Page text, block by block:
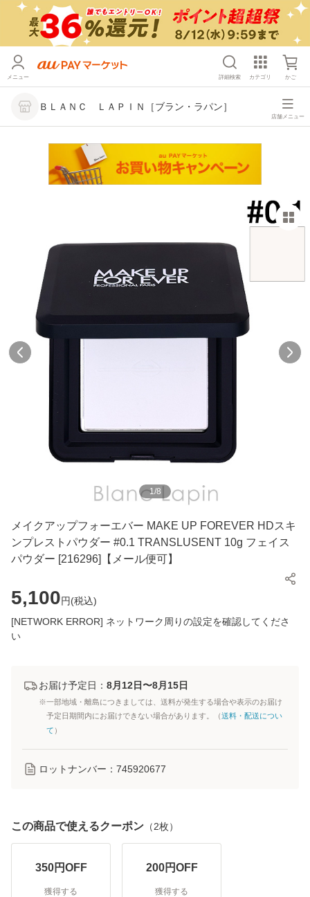
メニュー 詳細検索 カテゴリ かご
ＢＬＡＮＣ ＬＡＰＩＮ［ブラン・ラパン］
店舗メニュー
1/8
メイクアップフォーエバー MAKE UP FOREVER HDスキ
ンプレストパウダー #0.1 TRANSLUSENT 10g フェイス
パウダー [216296]【メール便可】
5,100円(税込)
[NETWORK ERROR] ネットワーク周りの設定を確認してくださ
い
お届け予定日： 8月12日〜8月15日
※一部地域・離島につきましては、送料が発生する場合や表示のお届け
予定日期間内にお届けできない場合があります。（送料・配送につい
て ）
ロットナンバー： 745920677
この商品で使えるクーポン （2枚）
350円OFF
獲得する
200円OFF
獲得する